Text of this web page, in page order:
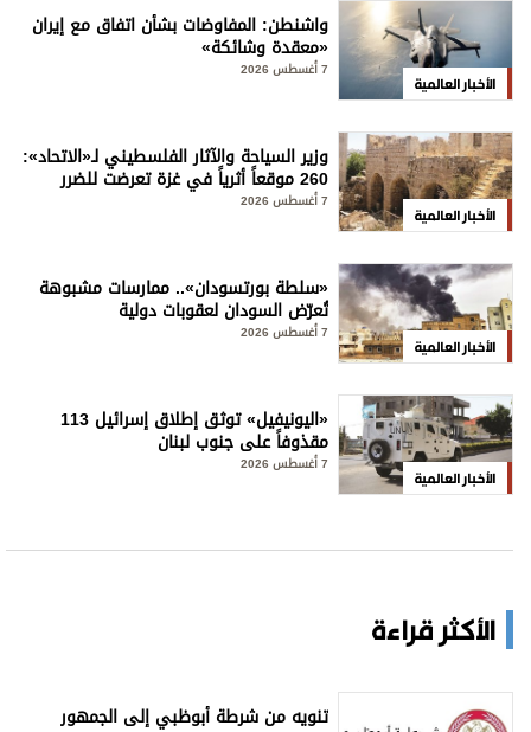
الأخبار العالمية
واشنطن: المفاوضات بشأن اتفاق مع إيران
«معقدة وشائكة»
الأخبار العالمية
وزير السياحة والآثار الفلسطيني لـ«الاتحاد»:
260 موقعاً أثرياً في غزة تعرضت للضرر
الأخبار العالمية
«سلطة بورتسودان».. ممارسات مشبوهة
تُعرّض السودان لعقوبات دولية
الأخبار العالمية
«اليونيفيل» توثق إطلاق إسرائيل 113
مقذوفاً على جنوب لبنان
الأكثر قراءة
تنويه من شرطة أبوظبي إلى الجمهور